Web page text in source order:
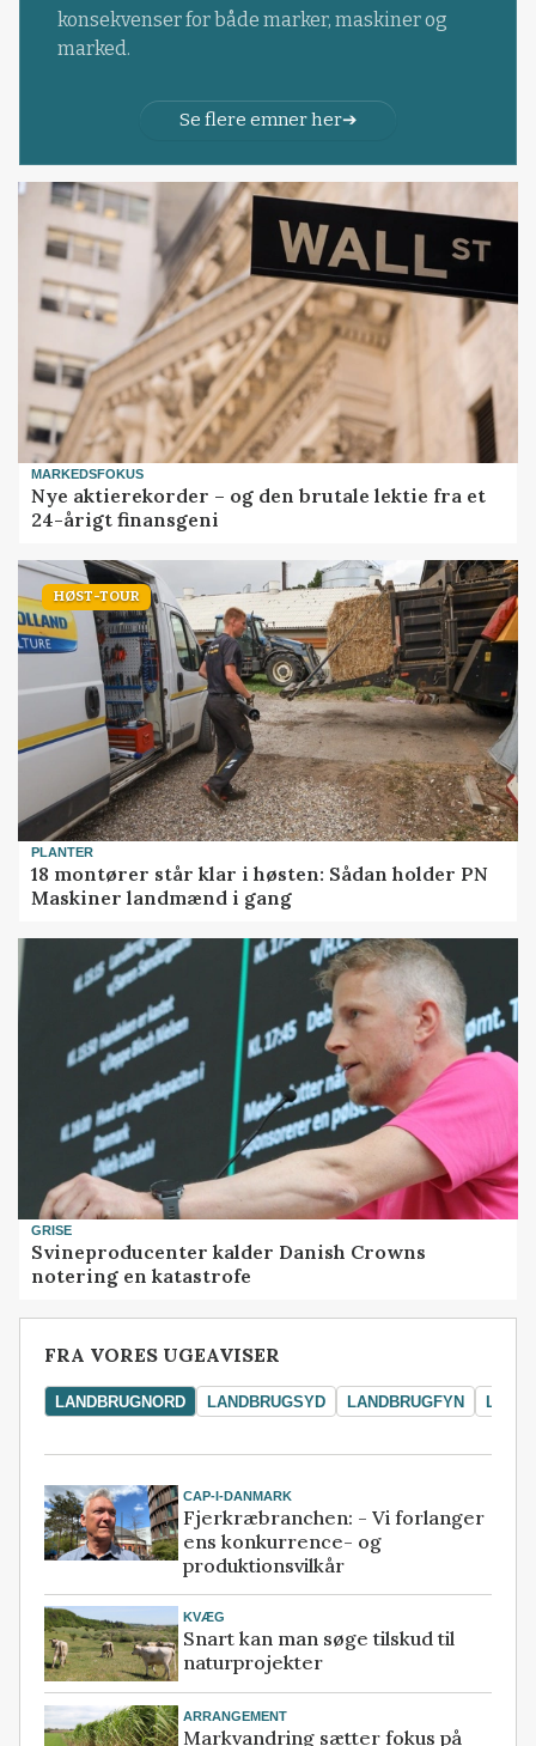
konsekvenser for både marker, maskiner og
marked.
Se flere emner her
MARKEDSFOKUS
Nye aktierekorder – og den brutale lektie fra et
24-årigt finansgeni
HØST-TOUR
PLANTER
18 montører står klar i høsten: Sådan holder PN
Maskiner landmænd i gang
GRISE
Svineproducenter kalder Danish Crowns
notering en katastrofe
FRA VORES UGEAVISER
LANDBRUGNORD LANDBRUGSYD LANDBRUGFYN
CAP-I-DANMARK
Fjerkræbranchen: - Vi forlanger
ens konkurrence- og
produktionsvilkår
KVÆG
Snart kan man søge tilskud til
naturprojekter
ARRANGEMENT
Markvandring sætter fokus på